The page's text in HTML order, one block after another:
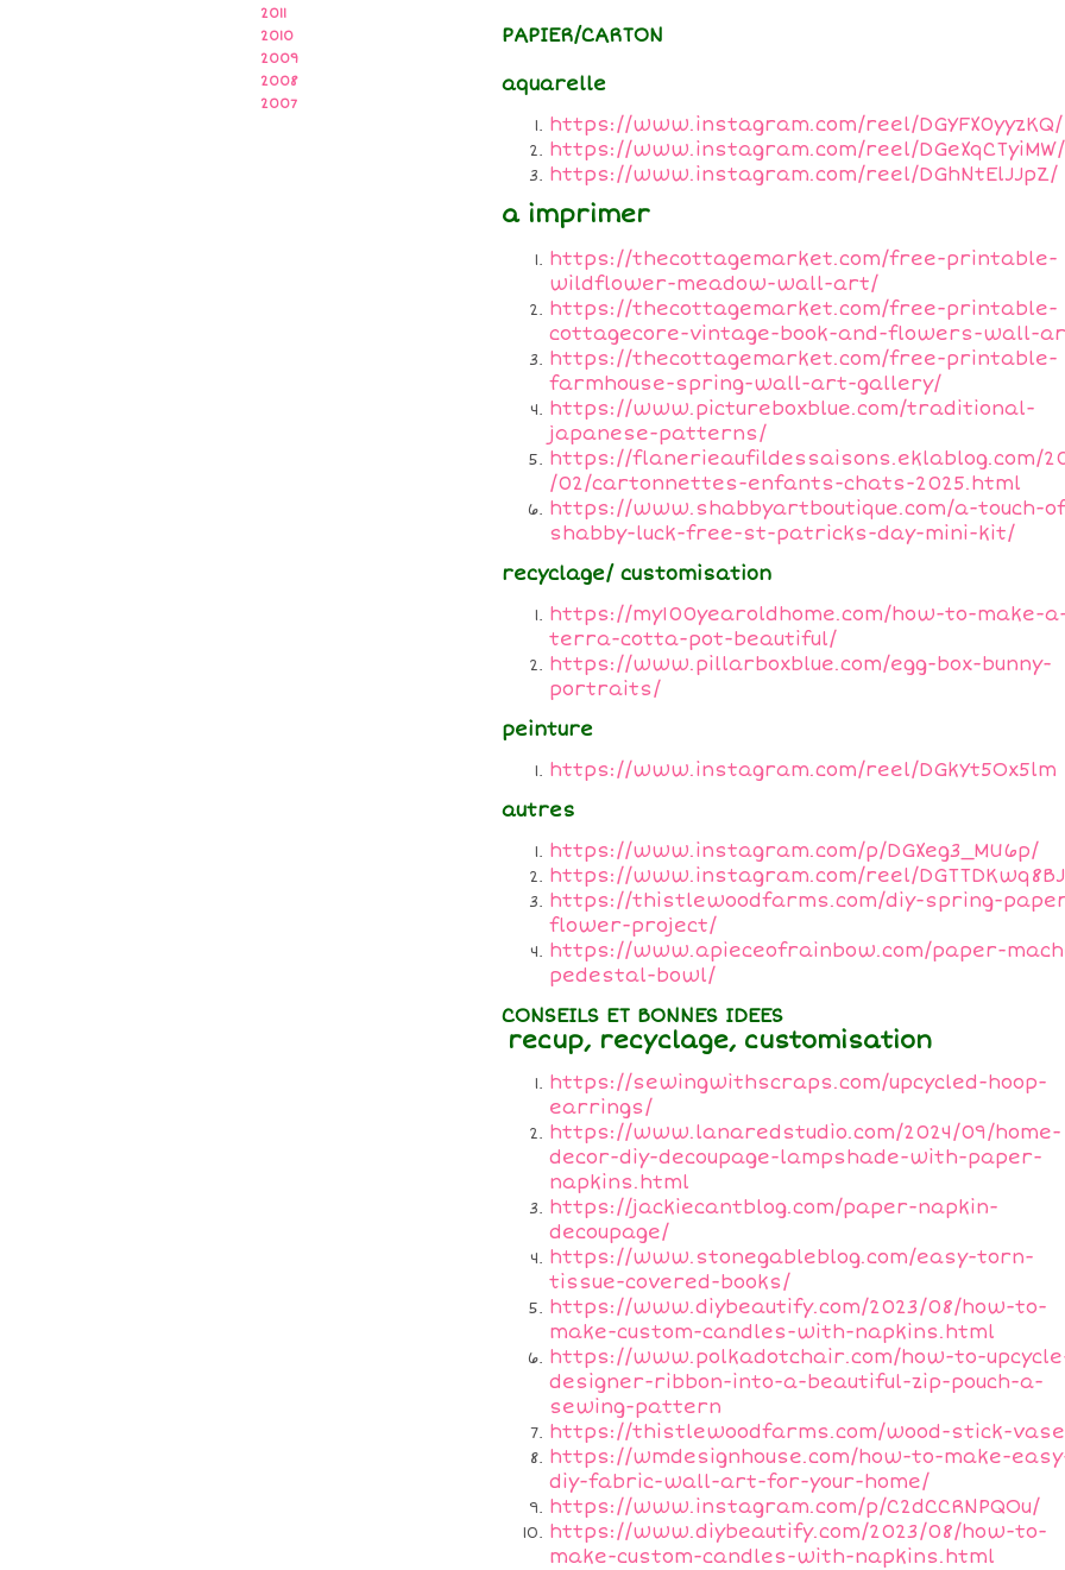
2011
2010
2009
2008
2007
PAPIER/CARTON
aquarelle
https://www.instagram.com/reel/DGYFX0yyzKQ/
https://www.instagram.com/reel/DGeXqCTyiMW/
https://www.instagram.com/reel/DGhNtElJJpZ/
a imprimer
https://thecottagemarket.com/free-printable-
wildflower-meadow-wall-art/
https://thecottagemarket.com/free-printable-
cottagecore-vintage-book-and-flowers-wall-
https://thecottagemarket.com/free-printable-
farmhouse-spring-wall-art-gallery/
https://www.pictureboxblue.com/traditional-
japanese-patterns/
https://flanerieaufildessaisons.eklablog.com/
/02/cartonnettes-enfants-chats-2025.html
https://www.shabbyartboutique.com/a-touch-
shabby-luck-free-st-patricks-day-mini-kit/
recyclage/ customisation
https://my100yearoldhome.com/how-to-make-
terra-cotta-pot-beautiful/
https://www.pillarboxblue.com/egg-box-bunny-
portraits/
peinture
https://www.instagram.com/reel/DGkYt5Ox5lm
autres
https://www.instagram.com/p/DGXeg3_MU6p/
https://www.instagram.com/reel/DGTTDKwq8BJ
https://thistlewoodfarms.com/diy-spring-
flower-project/
https://www.apieceofrainbow.com/paper-
pedestal-bowl/
CONSEILS ET BONNES IDEES
recup, recyclage, customisation
https://sewingwithscraps.com/upcycled-hoop-
earrings/
https://www.lanaredstudio.com/2024/09/home-
decor-diy-decoupage-lampshade-with-paper-
napkins.html
https://jackiecantblog.com/paper-napkin-
decoupage/
https://www.stonegableblog.com/easy-torn-
tissue-covered-books/
https://www.diybeautify.com/2023/08/how-to-
make-custom-candles-with-napkins.html
https://www.polkadotchair.com/how-to-
designer-ribbon-into-a-beautiful-zip-pouch-a-
sewing-pattern
https://thistlewoodfarms.com/wood-stick-
https://wmdesignhouse.com/how-to-make-
diy-fabric-wall-art-for-your-home/
https://www.instagram.com/p/C2dCCRNPQOu/
https://www.diybeautify.com/2023/08/how-to-
make-custom-candles-with-napkins.html